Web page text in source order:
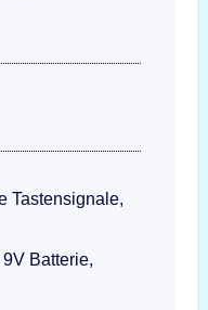
Tastensignale,
9V Batterie,